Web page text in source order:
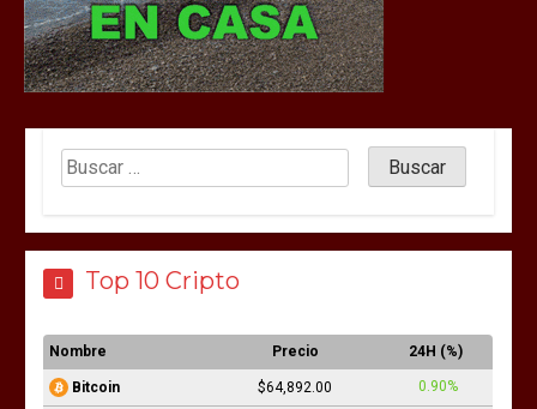
Top 10 Cripto
Nombre Precio 24H (%)
Bitcoin $64,892.00 0.90%